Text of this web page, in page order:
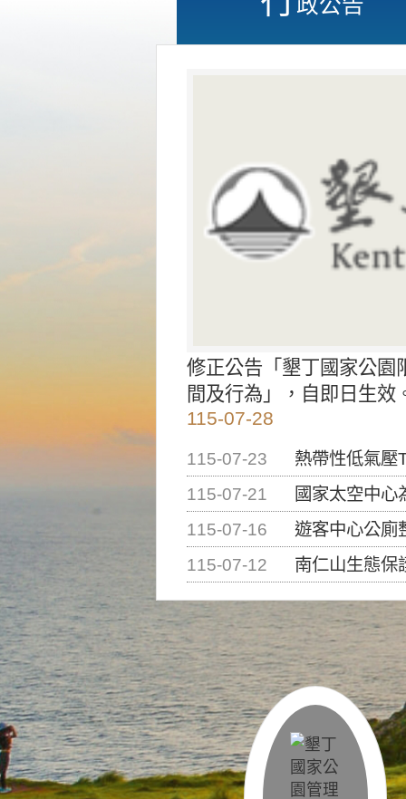
修正公告「墾丁國家公園
間及行為」，自即日生效
115-07-28
115-07-23
熱帶性低氣壓
115-07-21
國家太空中心為辦理
115-07-16
遊客中心公廁
115-07-12
南仁山生態保護區步道已完成